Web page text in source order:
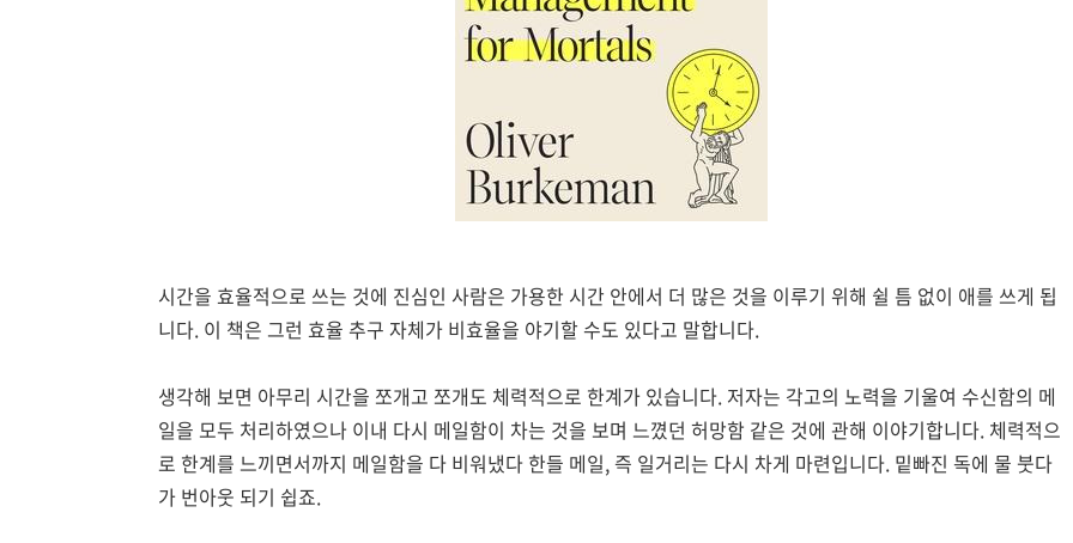
시간을 효율적으로 쓰는 것에 진심인 사람은 가용한 시간 안에서 더 많은 것을 이루기 위해 쉴 틈 없이 애를 쓰게 됩
니다. 이 책은 그런 효율 추구 자체가 비효율을 야기할 수도 있다고 말합니다.
생각해 보면 아무리 시간을 쪼개고 쪼개도 체력적으로 한계가 있습니다. 저자는 각고의 노력을 기울여 수신함의 메
일을 모두 처리하였으나 이내 다시 메일함이 차는 것을 보며 느꼈던 허망함 같은 것에 관해 이야기합니다. 체력적으
로 한계를 느끼면서까지 메일함을 다 비워냈다 한들 메일, 즉 일거리는 다시 차게 마련입니다. 밑빠진 독에 물 붓다
가 번아웃 되기 쉽죠.